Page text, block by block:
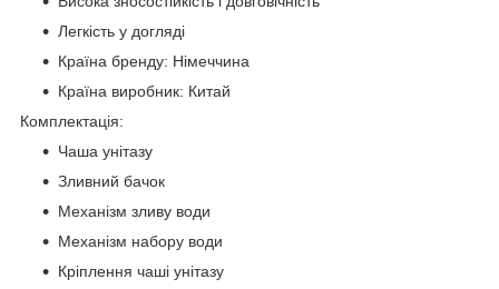
Легкість у догляді
Країна бренду: Німеччина
Країна виробник: Китай
Комплектація:
Чаша унітазу
Зливний бачок
Механізм зливу води
Механізм набору води
Кріплення чаші унітазу